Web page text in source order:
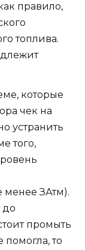
правило,
топлива.
которые
чек на
устранить
того,
менее ЗАтм).
до
промыть
то